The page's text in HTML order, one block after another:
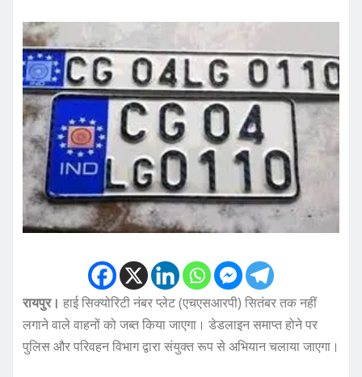
रायपुर। हाई सिक्योरिटी नंबर प्लेट (एचएसआरपी) सितंबर तक नहीं
लगाने वाले वाहनों को जब्त किया जाएगा। डेडलाइन समाप्त होने पर
पुलिस और परिवहन विभाग द्वारा संयुक्त रूप से अभियान चलाया जाएगा।